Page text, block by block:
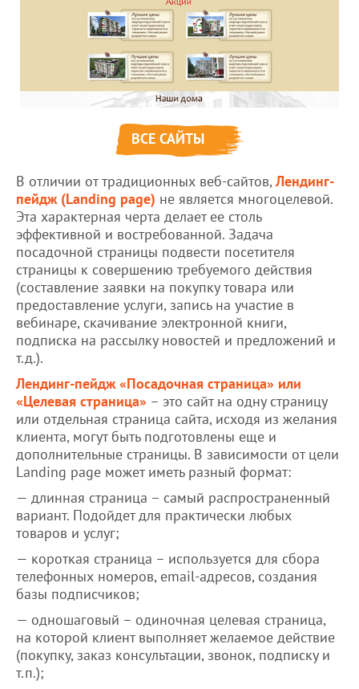
ВСЕ САЙТЫ
В отличии от традиционных веб-сайтов,Лендинг-
пейдж (Landing page) не является многоцелевой.
Эта характерная черта делает ее столь
эффективной и востребованной. Задача
посадочной страницы подвести посетителя
страницы к совершению требуемого действия
(составление заявки на покупку товара или
предоставление услуги, запись на участие в
вебинаре, скачивание электронной книги,
подписка на рассылку новостей и предложений и
т.д.).
Лендинг-пейдж «Посадочная страница» или
«Целевая страница» – это сайт на одну страницу
или отдельная страница сайта, исходя из желания
клиента, могут быть подготовлены еще и
дополнительные страницы. В зависимости от цели
Landing page может иметь разный формат:
— длинная страница – самый распространенный
вариант. Подойдет для практически любых
товаров и услуг;
— короткая страница – используется для сбора
телефонных номеров, email-адресов, создания
базы подписчиков;
— одношаговый – одиночная целевая страница,
на которой клиент выполняет желаемое действие
(покупку, заказ консультации, звонок, подписку и
т.п.);